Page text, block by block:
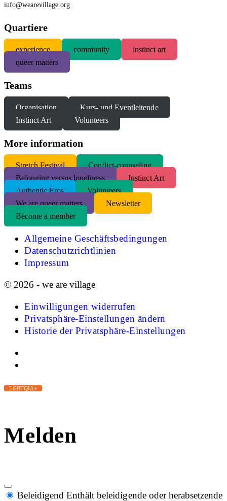
info@wearevillage.org
Quartiere
experience community
instinct art
queer matters
Teams
Organisation
Kurs- und Eventleitende
Instinct Art
Volunteers
More information
Stretch Festival
Conflict-counseling
Belonging versus loneliness
Instinct Art
Authentic Eros
Volunteers
We are queer matters
Newsletter
Become a member
Allgemeine Geschäftsbedingungen
Datenschutzrichtlinien
Impressum
© 2026 - we are village
Einwilligungen widerrufen
Privatsphäre-Einstellungen ändern
Historie der Privatsphäre-Einstellungen
LGBTQIA+
Melden
Beleidigend Enthält beleidigende oder herabsetzende